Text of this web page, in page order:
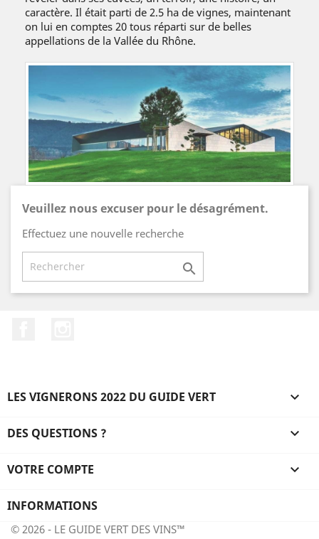
caractère. Il était parti de 2.5 ha de vignes, maintenant
on lui en comptes 20 tous réparti sur de belles
appellations de la Vallée du Rhône.
Veuillez nous excuser pour le désagrément.
Effectuez une nouvelle recherche

LES VIGNERONS 2022 DU GUIDE VERT 
DES QUESTIONS ? 
VOTRE COMPTE 
INFORMATIONS
© 2026 - LE GUIDE VERT DES VINS™